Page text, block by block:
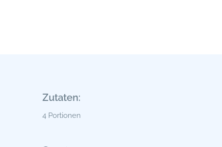
Zutaten:
4 Portionen